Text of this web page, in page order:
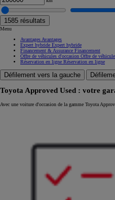
À partir de
1585 résultats
Menu
Avantages Avantages
Expert hybride Expert hybride
Financement & Assurance Financement
Offre de véhicules d'occasion Offre de
Réservation en ligne Réservation en ligne
Défilement vers la gauche
Toyota Approved Used : votre
Avec une voiture d'occasion de la gamme Toyota